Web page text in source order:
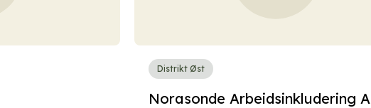
Distrikt Øst
Norasonde Arbeidsinkludering